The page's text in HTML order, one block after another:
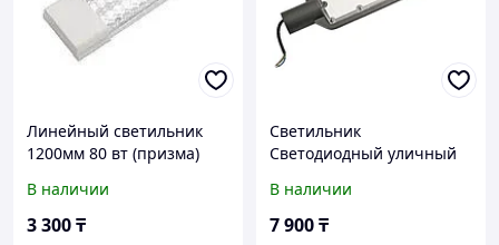
Линейный светильник
1200мм 80 вт (призма)
В наличии
3 300₸
Светильник
Светодиодный уличный
В наличии
7 900₸